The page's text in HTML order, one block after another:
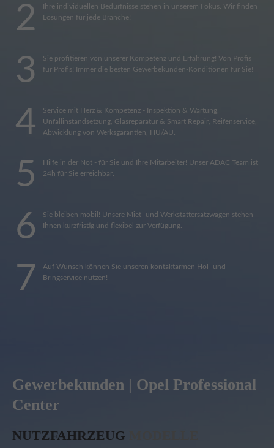
2
Ihre individuellen Bedürfnisse stehen in unserem Fokus. Wir finden
Lösungen für jede Branche!
3
Sie profitieren von unserer Kompetenz und Erfahrung! Von Profis
für Profis! Immer die besten Gewerbekunden-Konditionen für Sie!
4
Service mit Herz & Kompetenz - Inspektion & Wartung,
Unfallinstandsetzung, Glasreparatur & Smart Repair, Reifenservice,
Abwicklung von Werksgarantien, HU/AU.
5
Hilfe in der Not - für Sie und Ihre Mitarbeiter! Unser ADAC Team ist
24h für Sie erreichbar.
6
Sie bleiben mobil! Unsere Miet- und Werkstattersatzwagen stehen
Ihnen kurzfristig und flexibel zur Verfügung.
7
Auf Wunsch können Sie unseren kontaktarmen Hol- und
Bringservice nutzen!
Gewerbekunden | Opel Professional
Center
NUTZFAHRZEUG